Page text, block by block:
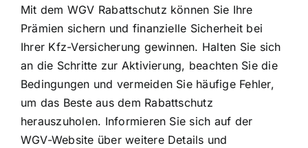
Mit dem WGV Rabattschutz können Sie Ihre
Prämien sichern und finanzielle Sicherheit bei
Ihrer Kfz-Versicherung gewinnen. Halten Sie sich
an die Schritte zur Aktivierung, beachten Sie die
Bedingungen und vermeiden Sie häufige Fehler,
um das Beste aus dem Rabattschutz
herauszuholen. Informieren Sie sich auf der
WGV-Website über weitere Details und